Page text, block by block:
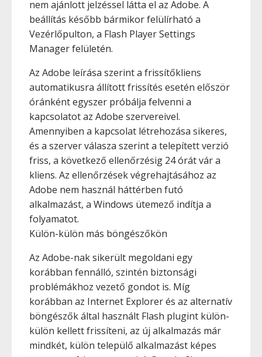
nem ajánlott jelzéssel látta el az Adobe. A
beállítás később bármikor felülírható a
Vezérlőpulton, a Flash Player Settings
Manager felületén.
Az Adobe leírása szerint a frissítőkliens
automatikusra állított frissítés esetén először
óránként egyszer próbálja felvenni a
kapcsolatot az Adobe szervereivel.
Amennyiben a kapcsolat létrehozása sikeres,
és a szerver válasza szerint a telepített verzió
friss, a következő ellenőrzésig 24 órát vár a
kliens. Az ellenőrzések végrehajtásához az
Adobe nem használ háttérben futó
alkalmazást, a Windows ütemező indítja a
folyamatot.
Külön-külön más böngészőkön
Az Adobe-nak sikerült megoldani egy
korábban fennálló, szintén biztonsági
problémákhoz vezető gondot is. Míg
korábban az Internet Explorer és az alternatív
böngészők által használt Flash plugint külön-
külön kellett frissíteni, az új alkalmazás már
mindkét, külön települő alkalmazást képes